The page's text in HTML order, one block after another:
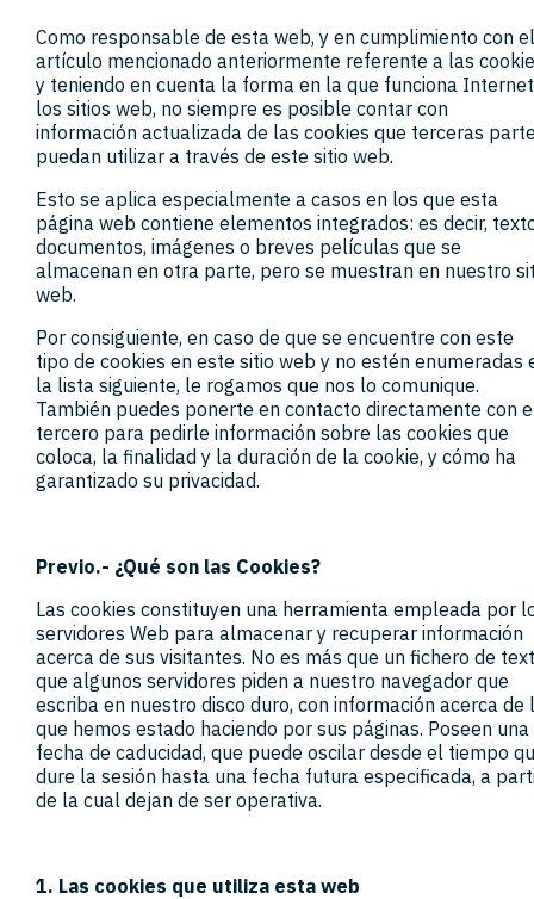
Como responsable de esta web, y en cumplimiento con
artículo mencionado anteriormente referente a las
y teniendo en cuenta la forma en la que funciona
los sitios web, no siempre es posible contar con
información actualizada de las cookies que terceras
puedan utilizar a través de este sitio web.
Esto se aplica especialmente a casos en los que esta
página web contiene elementos integrados: es decir,
documentos, imágenes o breves películas que se
almacenan en otra parte, pero se muestran en nuestro
web.
Por consiguiente, en caso de que se encuentre con este
tipo de cookies en este sitio web y no estén enumeradas
la lista siguiente, le rogamos que nos lo comunique.
También puedes ponerte en contacto directamente con
tercero para pedirle información sobre las cookies que
coloca, la finalidad y la duración de la cookie, y cómo ha
garantizado su privacidad.
Previo.- ¿Qué son las Cookies?
Las cookies constituyen una herramienta empleada por
servidores Web para almacenar y recuperar información
acerca de sus visitantes. No es más que un fichero de
que algunos servidores piden a nuestro navegador que
escriba en nuestro disco duro, con información acerca de
que hemos estado haciendo por sus páginas. Poseen una
fecha de caducidad, que puede oscilar desde el tiempo
dure la sesión hasta una fecha futura especificada, a
de la cual dejan de ser operativa.
1. Las cookies que utiliza esta web